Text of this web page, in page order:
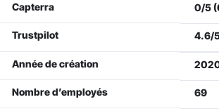
Capterra
Trustpilot
0/5
4.6/
Année de création
Nombre d’employés 69